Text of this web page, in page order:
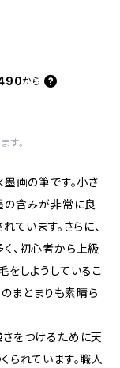
から
す。
画の筆です。小さ
の含みが非常に良
ています。さらに、
、初心者から上級
をしようしているこ
のまとまりも素晴ら
をつけるために天
られています。職人